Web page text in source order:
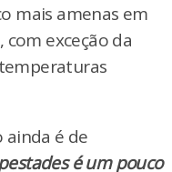
mais amenas em
exceção da
ainda é de
é um pouco